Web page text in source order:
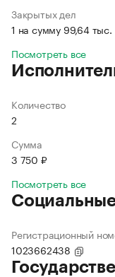
Закрытых дел
1 на сумму 99,64
Посмотреть все
Количество
2
Сумма
3 750 ₽
Посмотреть все
Регистрационный
1023662438